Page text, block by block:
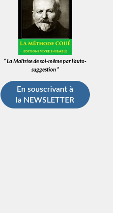
“ La Maîtrise de soi-même par l’auto-
suggestion ”
En souscrivant à
la NEWSLETTER